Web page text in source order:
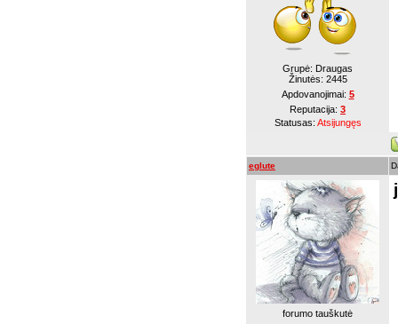
Grupė: Draugas
Žinutės: 2445
Apdovanojimai: 5
Reputacija: 3
Statusas: Atsijungęs
eglute
forumo tauškutė